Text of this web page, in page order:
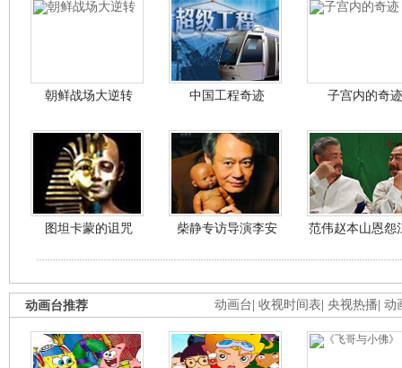
朝鲜战场大逆转 中国工程奇迹 子宫内的奇迹
图坦卡蒙的诅咒 柴静专访导演李安 范伟赵本山恩怨
动画台 收视时间表 央视热播 动
动画台推荐